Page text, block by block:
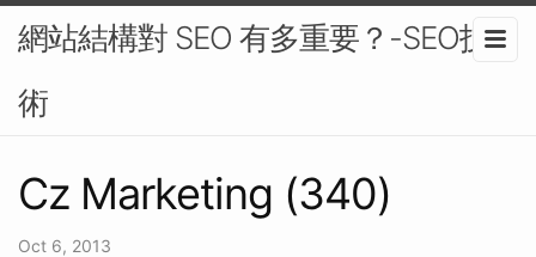
網站結構對 SEO 有多重要？-SEO技
術
Cz Marketing (340)
Oct 6, 2013